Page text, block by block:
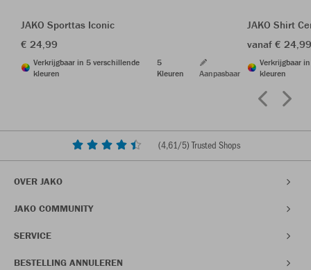
JAKO Sporttas Iconic
€ 24,99
Verkrijgbaar in 5 verschillende
kleuren
5
Kleuren
Aanpasbaar
JAKO Shirt
vanaf €
Verkrijgbaar
kleuren
(4,61/5) Trusted Shops
OVER JAKO
JAKO COMMUNITY
SERVICE
BESTELLING ANNULEREN